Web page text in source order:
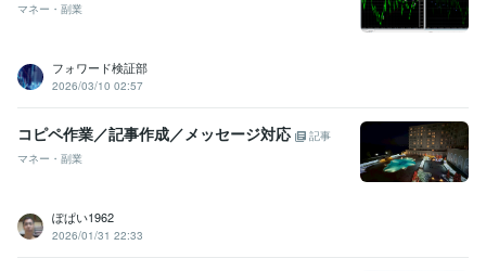
マネー・副業
フォワード検証部
2026/03/10 02:57
コピペ作業／記事作成／メッセージ対応
記事
マネー・副業
ぽぱい1962
2026/01/31 22:33